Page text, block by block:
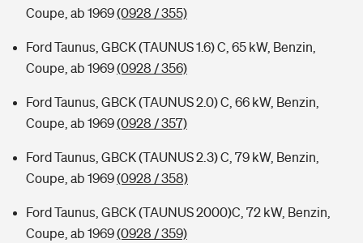
Coupe, ab 1969(0928 / 355)
Ford Taunus, GBCK (TAUNUS 1.6) C, 65 kW, Benzin,
Coupe, ab 1969(0928 / 356)
Ford Taunus, GBCK (TAUNUS 2.0) C, 66 kW, Benzin,
Coupe, ab 1969(0928 / 357)
Ford Taunus, GBCK (TAUNUS 2.3) C, 79 kW, Benzin,
Coupe, ab 1969(0928 / 358)
Ford Taunus, GBCK (TAUNUS 2000)C, 72 kW, Benzin,
Coupe, ab 1969(0928 / 359)